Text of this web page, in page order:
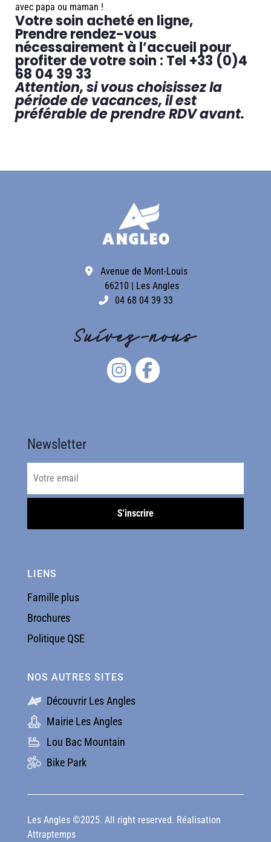
avec papa ou maman !
Votre soin acheté en ligne,
Prendre rendez-vous
nécessairement à l’accueil pour
profiter de votre soin : Tel +33 (0)4
68 04 39 33
Attention, si vous choisissez la
période de vacances, il est
préférable de prendre RDV avant.
Avenue de Mont-Louis
66210 | Les Angles
04 68 04 39 33
Suivez-nous
Newsletter
LIENS
Famille plus
Brochures
Politique QSE
NOS AUTRES SITES
Découvrir Les Angles
Mairie Les Angles
Lou Bac Mountain
Bike Park
Les Angles ©2025. All right reserved. Réalisation
Attraptemps